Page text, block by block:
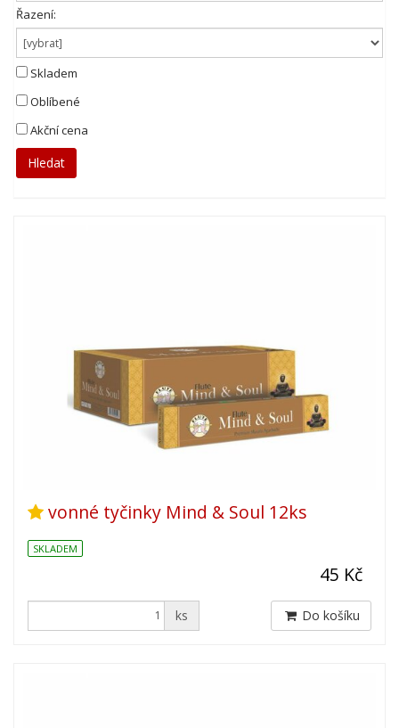
Řazení:
Skladem
Oblíbené
Akční cena
Hledat
vonné tyčinky Mind & Soul 12ks
SKLADEM
45 Kč
ks Do košíku